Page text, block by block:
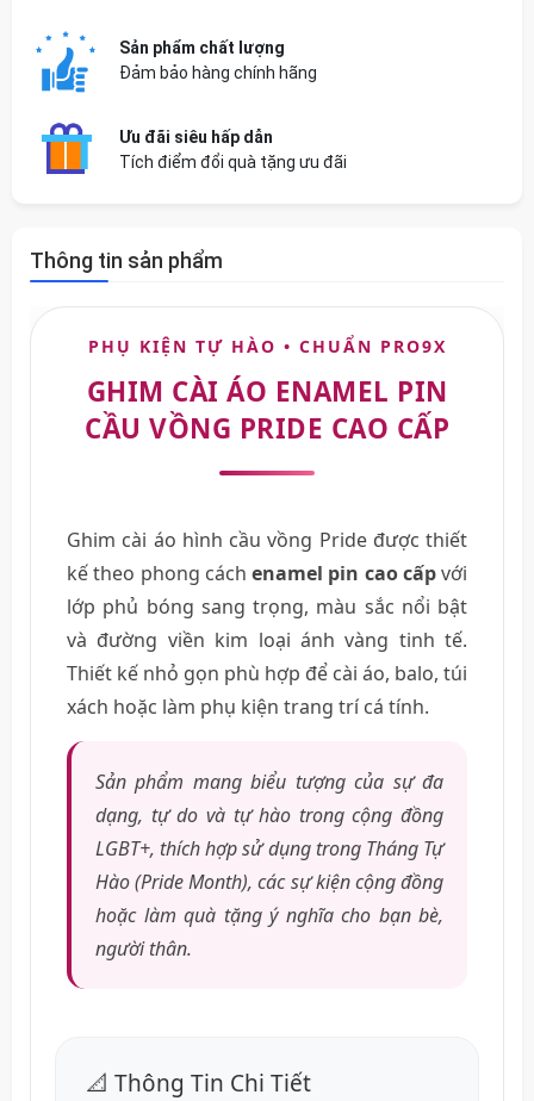
Sản phẩm chất lượng
Đảm bảo hàng chính hãng
Ưu đãi siêu hấp dẫn
Tích điểm đổi quà tặng ưu đãi
Thông tin sản phẩm
PHỤ KIỆN TỰ HÀO • CHUẨN PRO9X
GHIM CÀI ÁO ENAMEL PIN
CẦU VỒNG PRIDE CAO CẤP
Ghim cài áo hình cầu vồng Pride được thiết
kế theo phong cách enamel pin cao cấpvới
lớp phủ bóng sang trọng, màu sắc nổi bật
và đường viền kim loại ánh vàng tinh tế.
Thiết kế nhỏ gọn phù hợp để cài áo, balo, túi
xách hoặc làm phụ kiện trang trí cá tính.
Sản phẩm mang biểu tượng của sự đa
dạng, tự do và tự hào trong cộng đồng
LGBT+, thích hợp sử dụng trong Tháng Tự
Hào (Pride Month), các sự kiện cộng đồng
hoặc làm quà tặng ý nghĩa cho bạn bè,
người thân.
📐 Thông Tin Chi Tiết